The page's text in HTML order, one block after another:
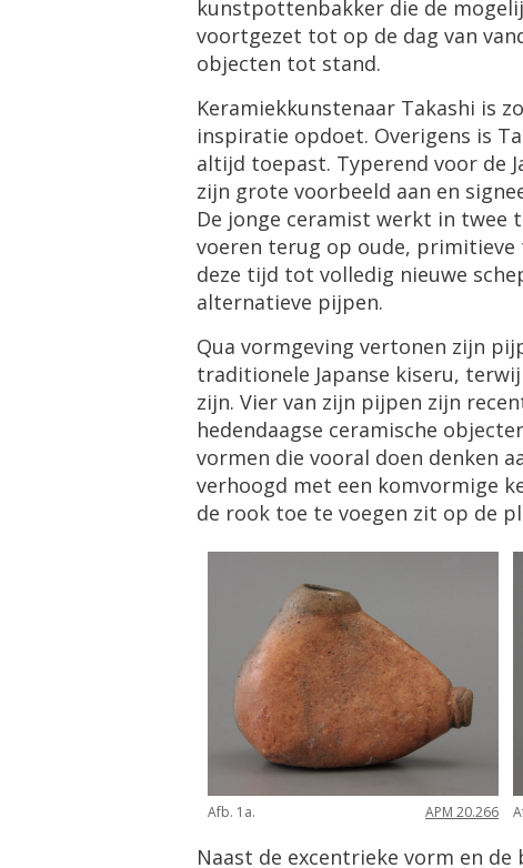
kunstpottenbakker die de
voortgezet tot op de dag van
objecten tot stand.
Keramiekkunstenaar Takashi is
inspiratie opdoet. Overigens is
altijd toepast. Typerend voor de
zijn grote voorbeeld aan en
De jonge ceramist werkt in twee
voeren terug op oude,
deze tijd tot volledig nieuwe
alternatieve pijpen.
Qua vormgeving vertonen zijn
traditionele Japanse kiseru,
zijn. Vier van zijn pijpen zijn
hedendaagse ceramische
vormen die vooral doen denken
verhoogd met een komvormige
de rook toe te voegen zit op de
Afb. 1a. APM 20.266
Naast de excentrieke vorm en